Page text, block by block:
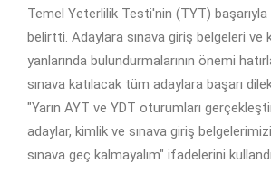
Temel Yeterlilik Testi'nin (TYT)
belirtti. Adaylara sınava giriş belgeleri ve
yanlarında bulundurmalarının önemi
sınava katılacak tüm adaylara başarı
"Yarın AYT ve YDT oturumları
adaylar, kimlik ve sınava giriş
sınava geç kalmayalım" ifadelerini